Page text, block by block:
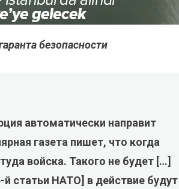
безопасности
автоматически направит
газета пишет, что когда
войска. Такого не будет […]
статьи НАТО] в действие будут